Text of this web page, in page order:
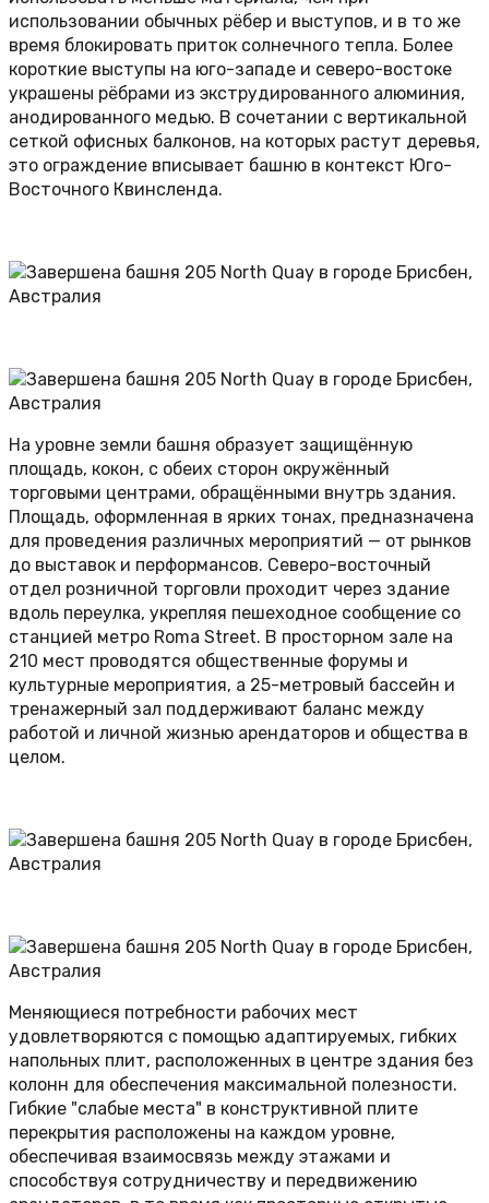
использовании обычных рёбер и выступов, и в то же
время блокировать приток солнечного тепла. Более
короткие выступы на юго-западе и северо-востоке
украшены рёбрами из экструдированного алюминия,
анодированного медью. В сочетании с вертикальной
сеткой офисных балконов, на которых растут деревья,
это ограждение вписывает башню в контекст Юго-
Восточного Квинсленда.
На уровне земли башня образует защищённую
площадь, кокон, с обеих сторон окружённый
торговыми центрами, обращёнными внутрь здания.
Площадь, оформленная в ярких тонах, предназначена
для проведения различных мероприятий — от рынков
до выставок и перформансов. Северо-восточный
отдел розничной торговли проходит через здание
вдоль переулка, укрепляя пешеходное сообщение со
станцией метро Roma Street. В просторном зале на
210 мест проводятся общественные форумы и
культурные мероприятия, а 25-метровый бассейн и
тренажерный зал поддерживают баланс между
работой и личной жизнью арендаторов и общества в
целом.
Меняющиеся потребности рабочих мест
удовлетворяются с помощью адаптируемых, гибких
напольных плит, расположенных в центре здания без
колонн для обеспечения максимальной полезности.
Гибкие "слабые места" в конструктивной плите
перекрытия расположены на каждом уровне,
обеспечивая взаимосвязь между этажами и
способствуя сотрудничеству и передвижению